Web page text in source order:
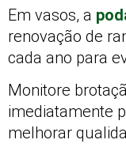
Em vasos, a
renovação de
cada ano para
Monitore
imediatamente
melhorar